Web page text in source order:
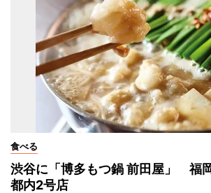
食べる
渋谷に「博多もつ鍋 前田屋」 福
都内2号店